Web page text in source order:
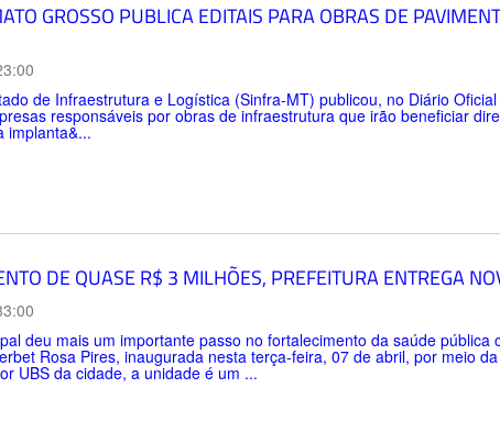
GROSSO PUBLICA EDITAIS PARA OBRAS DE
de Infraestrutura e Logística (Sinfra-MT) publicou, no Diário
responsáveis por obras de infraestrutura que irão beneficiar
implanta&...
DE QUASE R$ 3 MILHÕES, PREFEITURA ENTREGA
deu mais um importante passo no fortalecimento da saúde
Rosa Pires, inaugurada nesta terça-feira, 07 de abril, por meio
UBS da cidade, a unidade é um ...